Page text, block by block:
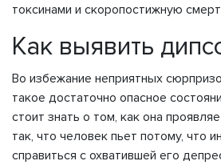
токсинами и скоропостижную
Как выявить
Во избежание неприятных
такое достаточно опасное
стоит знать о том, как она
так, что человек пьет потому, что
справиться с охватившей его